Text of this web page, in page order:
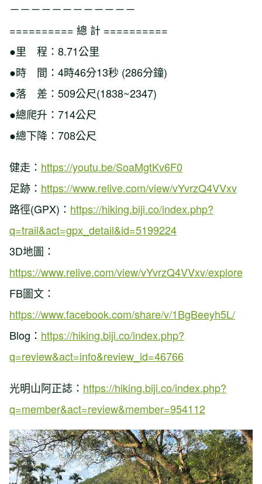
－－－－－－－－－－－－
========== 總 計 ==========
●里 程：8.71公里
●時 間：4時46分13秒 (286分鐘)
●落 差：509公尺(1838~2347)
●總爬升：714公尺
●總下降：708公尺
健走： https://youtu.be/SoaMgtKv6F0
足跡： https://www.relive.com/view/vYvrzQ4VVxv
路徑(GPX)： https://hiking.biji.co/index.php?
q=trail&act=gpx_detail&id=5199224
3D地圖：
https://www.relive.com/view/vYvrzQ4VVxv/explore
FB圖文：
https://www.facebook.com/share/v/1BgBeeyh5L/
Blog： https://hiking.biji.co/index.php?
q=review&act=info&review_id=46766
光明山阿正誌： https://hiking.biji.co/index.php?
q=member&act=review&member=954112